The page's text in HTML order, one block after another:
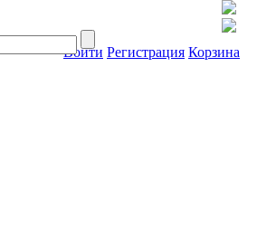
Войти Регистрация Корзина